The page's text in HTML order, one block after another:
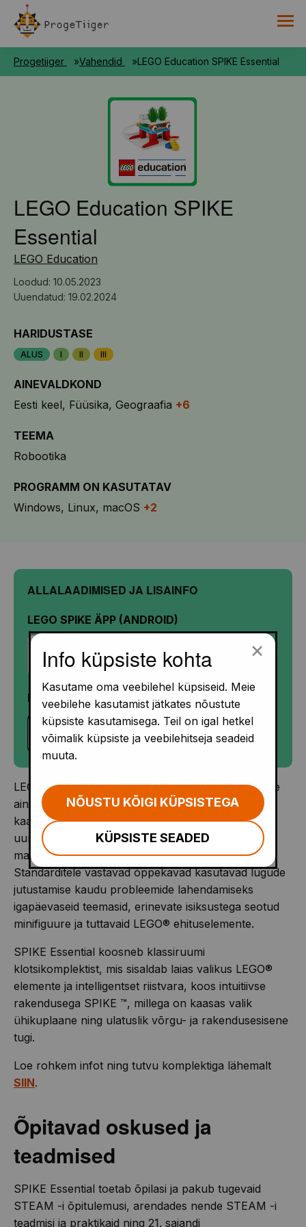
RAAMAT
Progetiiger Vahendid LEGO Education SPIKE Essential
LEGO Education SPIKE
Essential
LEGO Education
Loodud: 10.05.2023
Uuendatud: 19.02.2024
HARIDUSTASE
ALUS I II III
AINEVALDKOND
Eesti keel Füüsika Geograafia +6
TEEMA
Robootika
PROGRAMM ON KASUTATAV
Windows Linux macOS +2
ALLALAADIMISED JA LISAINFO
LEGO SPIKE ÄPP (ANDROID)
LEGO SPIKE ÄPP (IOS)
LEGO® Education SPIKE ™ Essential on alghariduse
ainetevaheline STEAM-lahendus. SPIKE Essential
kaasab õpilasi STEAMi kontseptsioonide praktilisse
uurimisse, aidates samal ajal kaasa kirjaoskuse,
matemaatika ja sotsiaal-emotsionaalse arengule.
Standarditele vastavad õppekavad kasutavad lugude
jutustamise kaudu probleemide lahendamiseks
igapäevaseid teemasid, erinevate isiksustega seotud
minifiguure ja tuttavaid LEGO® ehituselemente.
SPIKE Essential koosneb klassiruumi
klotsikomplektist, mis sisaldab laias valikus LEGO®
elemente ja intelligentset riistvara, koos intuitiivse
rakendusega SPIKE ™, millega on kaasas valik
ühikuplaane ning ulatuslik võrgu- ja rakendusesisene
tugi.
Loe rohkem infot ning tutvu komplektiga lähemalt
SIIN.
Õpitavad oskused ja
teadmised
SPIKE Essential toetab õpilasi ja pakub tugevaid
STEAM -i õpitulemusi, arendades nende STEAM -i
teadmisi ja praktikaid ning 21. sajandi
Info küpsiste kohta
Kasutame oma veebilehel küpsiseid. Meie
veebilehe kasutamist jätkates nõustute
küpsiste kasutamisega. Teil on igal hetkel
võimalik küpsiste ja veebilehitseja seadeid
muuta.
NÕUSTU KÕIGI KÜPSISTEGA
KÜPSISTE SEADED
×